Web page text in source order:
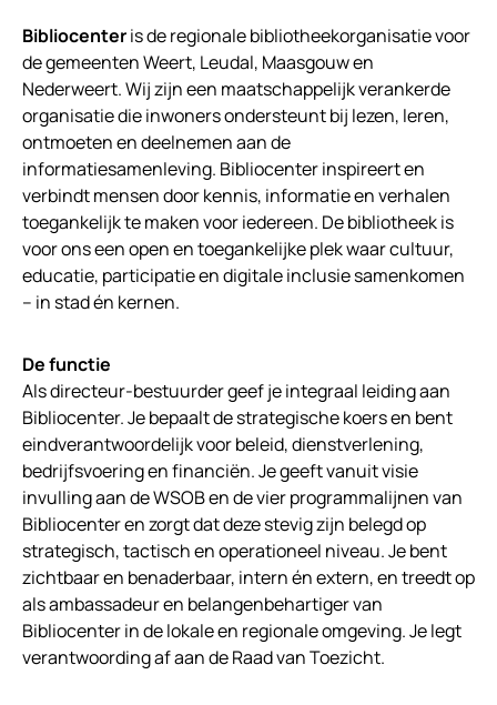
Bibliocenteris de regionale bibliotheekorganisatie voor
de gemeenten Weert, Leudal, Maasgouw en
Nederweert. Wij zijn een maatschappelijk verankerde
organisatie die inwoners ondersteunt bij lezen, leren,
ontmoeten en deelnemen aan de
informatiesamenleving. Bibliocenter inspireert en
verbindt mensen door kennis, informatie en verhalen
toegankelijk te maken voor iedereen. De bibliotheek is
voor ons een open en toegankelijke plek waar cultuur,
educatie, participatie en digitale inclusie samenkomen
– in stad én kernen.
De functie
Als directeur-bestuurder geef je integraal leiding aan
Bibliocenter. Je bepaalt de strategische koers en bent
eindverantwoordelijk voor beleid, dienstverlening,
bedrijfsvoering en financiën. Je geeft vanuit visie
invulling aan de WSOB en de vier programmalijnen van
Bibliocenter en zorgt dat deze stevig zijn belegd op
strategisch, tactisch en operationeel niveau. Je bent
zichtbaar en benaderbaar, intern én extern, en treedt op
als ambassadeur en belangenbehartiger van
Bibliocenter in de lokale en regionale omgeving. Je legt
verantwoording af aan de Raad van Toezicht.